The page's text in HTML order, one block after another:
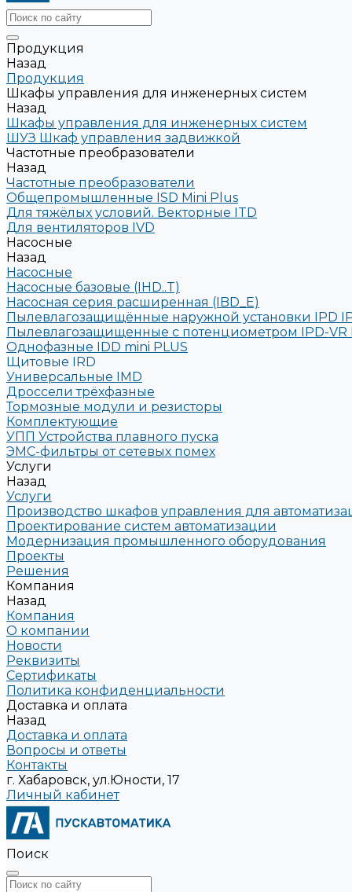
Продукция
Назад
Продукция
Шкафы управления для инженерных систем
Назад
Шкафы управления для инженерных систем
ШУЗ Шкаф управления задвижкой
Частотные преобразователи
Назад
Частотные преобразователи
Общепромышленные ISD Mini Plus
Для тяжёлых условий. Векторные ITD
Для вентиляторов IVD
Насосные
Назад
Насосные
Насосные базовые (IHD..T)
Насосная серия расширенная (IBD_E)
Пылевлагозащищённые наружной установки IPD
Пылевлагозащищенные с потенциометром IPD-VR
Однофазные IDD mini PLUS
Щитовые IRD
Универсальные IMD
Дроссели трёхфазные
Тормозные модули и резисторы
Комплектующие
УПП Устройства плавного пуска
ЭМС-фильтры от сетевых помех
Услуги
Назад
Услуги
Производство шкафов управления для
Проектирование систем автоматизации
Модернизация промышленного оборудования
Проекты
Решения
Компания
Назад
Компания
О компании
Новости
Реквизиты
Сертификаты
Политика конфиденциальности
Доставка и оплата
Назад
Доставка и оплата
Вопросы и ответы
Контакты
г. Хабаровск, ул.Юности, 17
Личный кабинет
Поиск